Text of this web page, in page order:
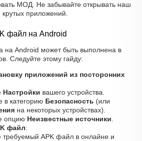
МОД. Не забывайте открывать наш
приложений.
файл на Android
на Android может быть выполнена в
Следуйте этому гайду:
приложений из посторонних
Настройки вашего устройства.
в категорию Безопасность (или
на некоторых устройствах).
опцию Неизвестные источники
файл:
APK файл в онлайне и